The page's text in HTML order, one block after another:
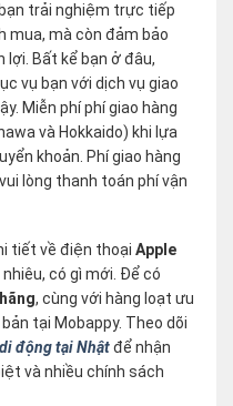
trải nghiệm trực tiếp
mua, mà còn đảm bảo
lợi. Bất kể bạn ở đâu,
vụ bạn với dịch vụ giao
Miễn phí phí giao hàng
và Hokkaido) khi lựa
khoản. Phí giao hàng
lòng thanh toán phí vận
tiết về điện thoại Apple
có gì mới. Để có
, cùng với hàng loạt ưu
tại Mobappy. Theo dõi
động tại Nhậtđể nhận
và nhiều chính sách